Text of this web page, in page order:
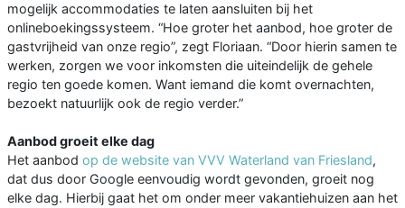
mogelijk accommodaties te laten aansluiten bij het
onlineboekingssysteem. “Hoe groter het aanbod, hoe groter de
gastvrijheid van onze regio”, zegt Floriaan. “Door hierin samen te
werken, zorgen we voor inkomsten die uiteindelijk de gehele
regio ten goede komen. Want iemand die komt overnachten,
bezoekt natuurlijk ook de regio verder.”
Aanbod groeit elke dag
Het aanbod op de website van VVV Waterland van Friesland,
dat dus door Google eenvoudig wordt gevonden, groeit nog
elke dag. Hierbij gaat het om onder meer vakantiehuizen aan het